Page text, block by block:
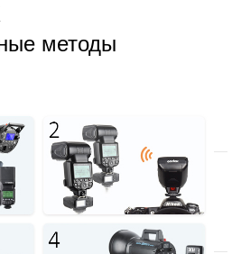
методы